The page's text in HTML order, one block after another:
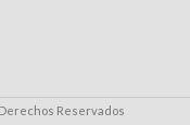
Derechos Reservados